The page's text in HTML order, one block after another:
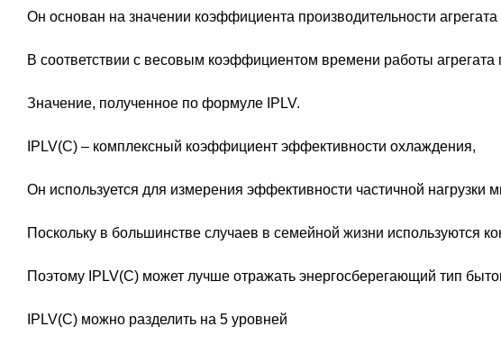
Он основан на значении коэффициента производительности агрегата
В соответствии с весовым коэффициентом времени работы агрегата
Значение, полученное по формуле IPLV.
IPLV(C) – комплексный коэффициент эффективности охлаждения,
Он используется для измерения эффективности частичной нагрузки
Поскольку в большинстве случаев в семейной жизни используются
Поэтому IPLV(C) может лучше отражать энергосберегающий тип
IPLV(C) можно разделить на 5 уровней